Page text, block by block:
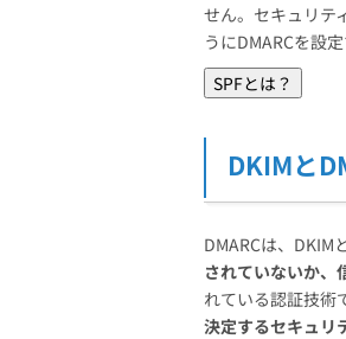
せん。セキュリテ
うにDMARCを設
SPFとは？
DKIMと
DMARCは、DKIM
されていないか、
れている認証技術
決定するセキュリ